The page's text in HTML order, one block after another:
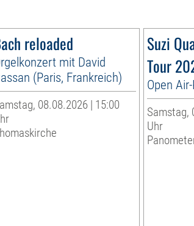
reloaded
mit David
(Paris, Frankreich)
08.08.2026 | 15:00
Suzi
Tour
Open
Samstag,
Uhr